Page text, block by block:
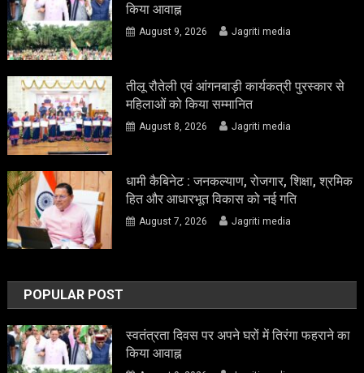
किया आवाह्न
August 9, 2026 Jagriti media
तीलू रौतेली एवं आंगनबाड़ी कार्यकत्री पुरस्कार से
महिलाओं को किया सम्मानित
August 8, 2026 Jagriti media
धामी कैबिनेट : जनकल्याण, रोजगार, शिक्षा, श्रमिक
हित और आधारभूत विकास को नई गति
August 7, 2026 Jagriti media
POPULAR POST
स्वतंत्रता दिवस पर अपने घरों में तिरंगा फहराने का
किया आवाह्न